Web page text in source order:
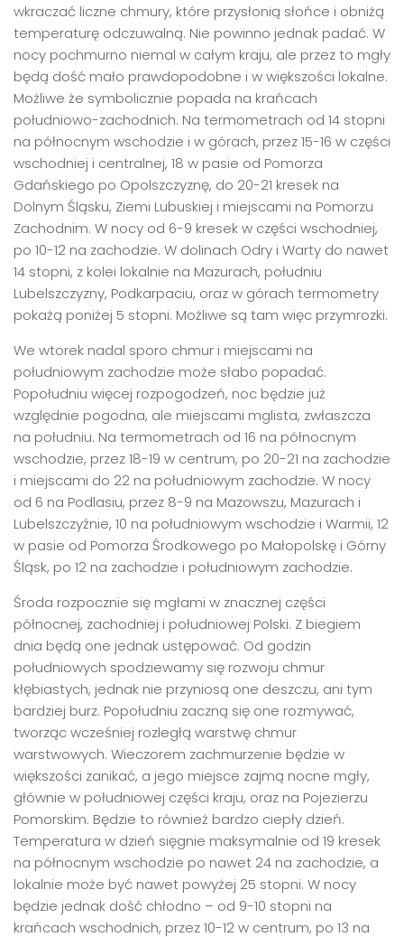
wkraczać liczne chmury, które przysłonią słońce i obniżą
temperaturę odczuwalną. Nie powinno jednak padać. W
nocy pochmurno niemal w całym kraju, ale przez to mgły
będą dość mało prawdopodobne i w większości lokalne.
Możliwe że symbolicznie popada na krańcach
południowo-zachodnich. Na termometrach od 14 stopni
na północnym wschodzie i w górach, przez 15-16 w części
wschodniej i centralnej, 18 w pasie od Pomorza
Gdańskiego po Opolszczyznę, do 20-21 kresek na
Dolnym Śląsku, Ziemi Lubuskiej i miejscami na Pomorzu
Zachodnim. W nocy od 6-9 kresek w części wschodniej,
po 10-12 na zachodzie. W dolinach Odry i Warty do nawet
14 stopni, z kolei lokalnie na Mazurach, południu
Lubelszczyzny, Podkarpaciu, oraz w górach termometry
pokażą poniżej 5 stopni. Możliwe są tam więc przymrozki.
We wtorek nadal sporo chmur i miejscami na
południowym zachodzie może słabo popadać.
Popołudniu więcej rozpogodzeń, noc będzie już
względnie pogodna, ale miejscami mglista, zwłaszcza
na południu. Na termometrach od 16 na północnym
wschodzie, przez 18-19 w centrum, po 20-21 na zachodzie
i miejscami do 22 na południowym zachodzie. W nocy
od 6 na Podlasiu, przez 8-9 na Mazowszu, Mazurach i
Lubelszczyźnie, 10 na południowym wschodzie i Warmii, 12
w pasie od Pomorza Środkowego po Małopolskę i Górny
Śląsk, po 12 na zachodzie i południowym zachodzie.
Środa rozpocznie się mgłami w znacznej części
północnej, zachodniej i południowej Polski. Z biegiem
dnia będą one jednak ustępować. Od godzin
południowych spodziewamy się rozwoju chmur
kłębiastych, jednak nie przyniosą one deszczu, ani tym
bardziej burz. Popołudniu zaczną się one rozmywać,
tworząc wcześniej rozległą warstwę chmur
warstwowych. Wieczorem zachmurzenie będzie w
większości zanikać, a jego miejsce zajmą nocne mgły,
głównie w południowej części kraju, oraz na Pojezierzu
Pomorskim. Będzie to również bardzo ciepły dzień.
Temperatura w dzień sięgnie maksymalnie od 19 kresek
na północnym wschodzie po nawet 24 na zachodzie, a
lokalnie może być nawet powyżej 25 stopni. W nocy
będzie jednak dość chłodno – od 9-10 stopni na
krańcach wschodnich, przez 10-12 w centrum, po 13 na